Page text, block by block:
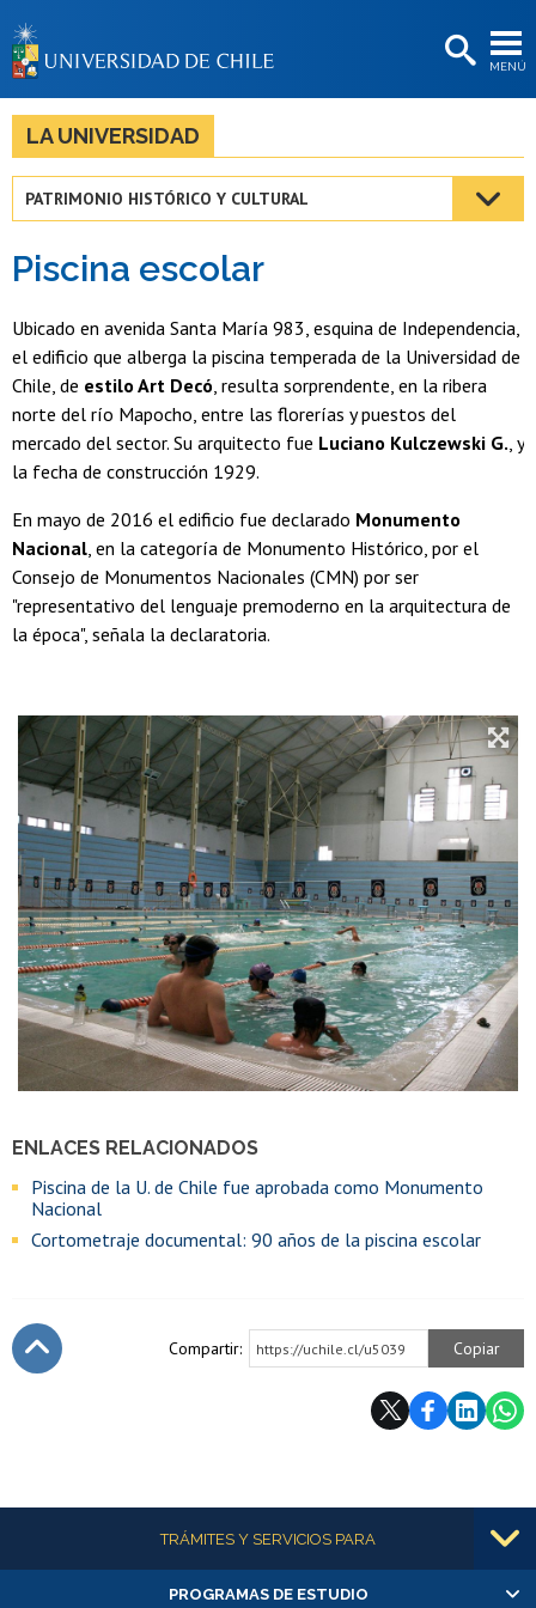
MENÚ
BIBLIOTECAS
LA UNIVERSIDAD
Estudiantes
Académicas/os
Funcionarias/os
Egresadas/os
LA UNIVERSIDAD
PATRIMONIO HISTÓRICO Y CULTURAL
Piscina escolar
ENLACES RELACIONADOS
Piscina de la U. de Chile fue aprobada como Monumento
Nacional
Cortometraje documental: 90 años de la piscina escolar
Ubicado en avenida Santa María 983, esquina de Independencia,
el edificio que alberga la piscina temperada de la Universidad de
Chile, de estilo Art Decó, resulta sorprendente, en la ribera
norte del río Mapocho, entre las florerías y puestos del
mercado del sector. Su arquitecto fue Luciano Kulczewski G., y
la fecha de construcción 1929.
En mayo de 2016 el edificio fue declarado Monumento
Nacional, en la categoría de Monumento Histórico, por el
Consejo de Monumentos Nacionales (CMN) por ser
"representativo del lenguaje premoderno en la arquitectura de
la época", señala la declaratoria.
Compartir: https://uchile.cl/u5039 Copiar
Más informaciónTRÁMITES Y SERVICIOS PARA
Alumnas/os y exalumnas/os
PROGRAMAS DE ESTUDIO